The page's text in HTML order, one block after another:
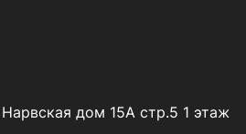
дом 15А стр.5 1 этаж